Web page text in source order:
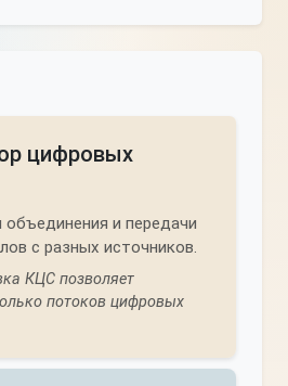
цифровых
и передачи
с разных источников.
КЦС позволяет
потоков цифровых